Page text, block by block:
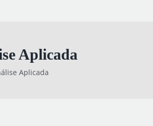
Aplicada
Aplicada